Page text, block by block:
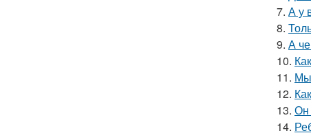
7. А у
8.
9. А
10.
11. Мы
12.
13. Он
14.